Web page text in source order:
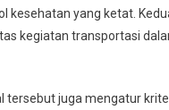
kesehatan yang ketat.
kegiatan transportasi
tersebut juga mengatur